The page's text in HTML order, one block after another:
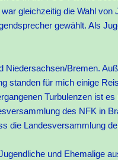
gleichzeitig die Wahl von
gewählt. Als
Niedersachsen/Bremen.
standen für mich einige
Turbulenzen ist
des NFK in
die Landesversammlung
und Ehemalige